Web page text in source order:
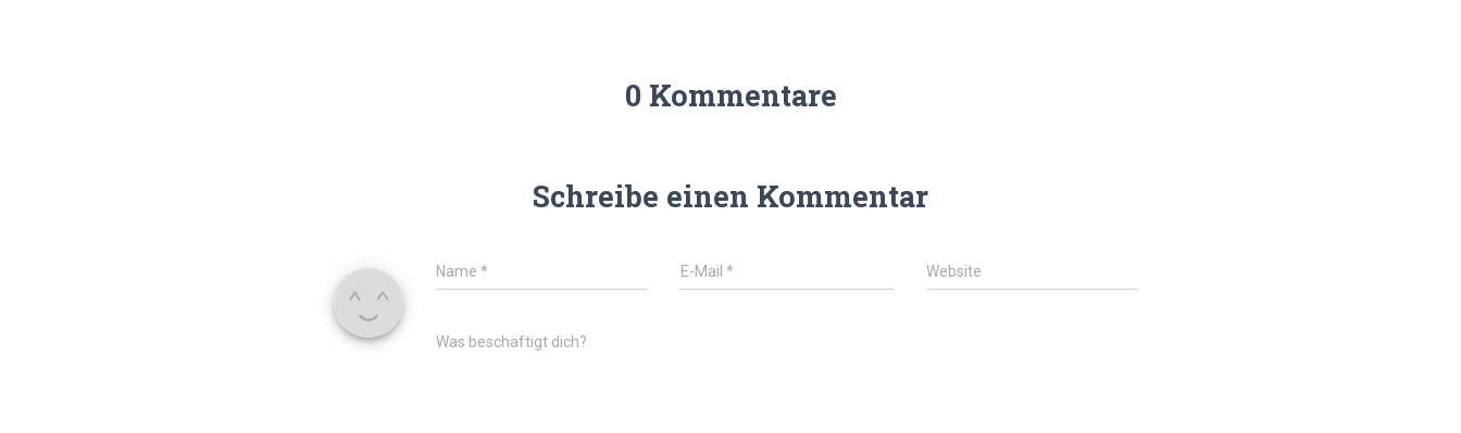
0 Kommentare
Schreibe einen Kommentar
Name * E-Mail* Website
Was beschäftigt dich?